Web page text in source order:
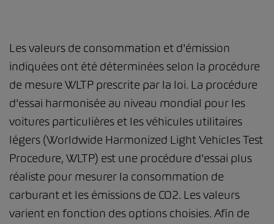
Les valeurs de consommation et d'émission
indiquées ont été déterminées selon la procédure
de mesure WLTP prescrite par la loi. La procédure
d'essai harmonisée au niveau mondial pour les
voitures particulières et les véhicules utilitaires
légers (Worldwide Harmonized Light Vehicles Test
Procedure, WLTP) est une procédure d'essai plus
réaliste pour mesurer la consommation de
carburant et les émissions de CO2. Les valeurs
varient en fonction des options choisies. Afin de